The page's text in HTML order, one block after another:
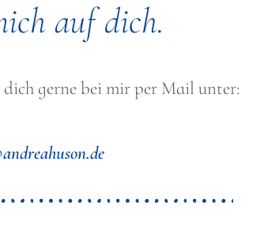
auf dich.
gerne bei mir per Mail unter: